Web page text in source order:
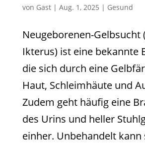
von Gast| Aug. 1, 2025 | Gesund
Neugeborenen-Gelbsucht
Ikterus) ist eine bekannte
die sich durch eine
Haut, Schleimhäute und
Zudem geht häufig eine
des Urins und heller
einher. Unbehandelt kann